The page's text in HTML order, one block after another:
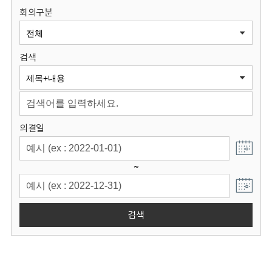
원
회
회의구분
검색
의결일
~
검색